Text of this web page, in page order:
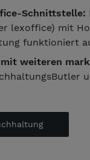
Schnittstelle:
lexoffice) mit
funktioniert
weiteren